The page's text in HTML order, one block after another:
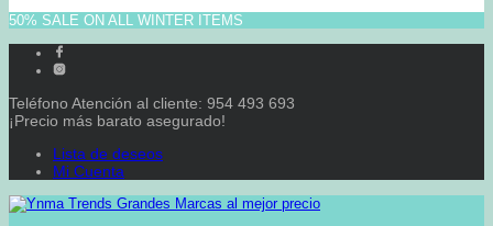
50% SALE ON ALL WINTER ITEMS
Teléfono Atención al cliente: 954 493 693
¡Precio más barato asegurado!
Lista de deseos
Mi Cuenta